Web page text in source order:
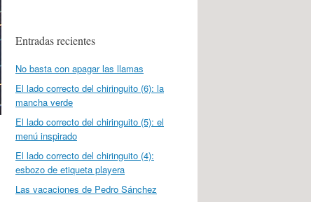
Entradas recientes
No basta con apagar las llamas
El lado correcto del chiringuito (6): la
mancha verde
El lado correcto del chiringuito (5): el
menú inspirado
El lado correcto del chiringuito (4):
esbozo de etiqueta playera
Las vacaciones de Pedro Sánchez